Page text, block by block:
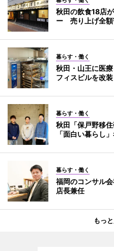
秋田の飲食18店
ー 売り上げ全額
暮らす・働く
秋田・山王に医
フィスビルを改装
暮らす・働く
秋田「保戸野移
「面白い暮らし
暮らす・働く
福岡のコンサル
店長兼任
もっ